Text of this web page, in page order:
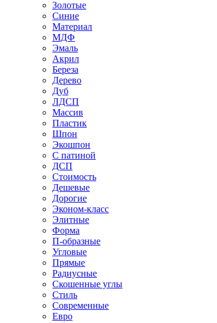
Золотые
Синие
Материал
МДФ
Эмаль
Акрил
Береза
Дерево
Дуб
ЛДСП
Массив
Пластик
Шпон
Экошпон
С патиной
ДСП
Стоимость
Дешевые
Дорогие
Эконом-класс
Элитные
Форма
П-образные
Угловые
Прямые
Радиусные
Скошенные углы
Стиль
Современные
Евро